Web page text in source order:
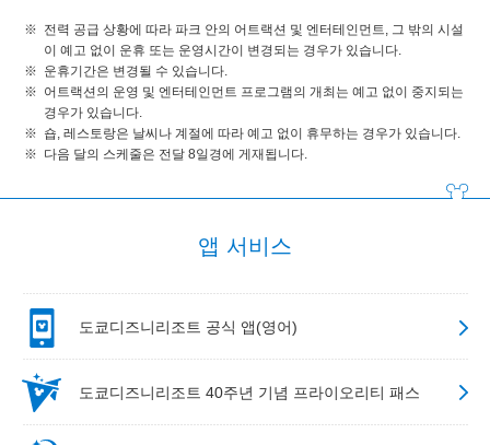
전력 공급 상황에 따라 파크 안의 어트랙션 및 엔터테인먼트, 그 밖의 시설
이 예고 없이 운휴 또는 운영시간이 변경되는 경우가 있습니다.
운휴기간은 변경될 수 있습니다.
어트랙션의 운영 및 엔터테인먼트 프로그램의 개최는 예고 없이 중지되는
경우가 있습니다.
숍, 레스토랑은 날씨나 계절에 따라 예고 없이 휴무하는 경우가 있습니다.
다음 달의 스케줄은 전달 8일경에 게재됩니다.
앱 서비스
도쿄디즈니리조트 공식 앱(영어)
도쿄디즈니리조트 40주년 기념 프라이오리티 패스